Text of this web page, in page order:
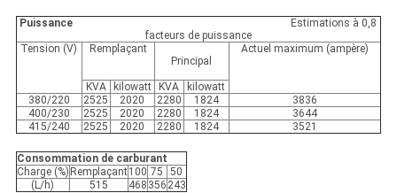
Puissance
Estimations à 0,8
facteurs de puissance
Tension (V)
Remplaçant
Principal
Actuel maximum (ampère)
KVA kilowatt KVA
kilowatt
380/220
2525 2020 2280 1824
3836
400/230
2525 2020 2280 1824
3644
415/240
2525 2020 2280 1824 3521
Consommation de carburant
Charge (%) Remplaçant100 75
50
(L/h)
515 468 356 243